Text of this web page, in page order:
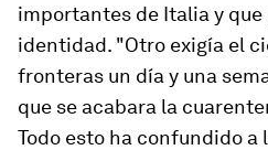
importantes de Italia y
identidad. "Otro exigía el
fronteras un día y una
que se acabara la
Todo esto ha confundido a